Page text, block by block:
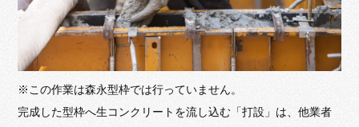
※この作業は森永型枠では行っていません。
完成した型枠へ生コンクリートを流し込む「打設」は、他業者